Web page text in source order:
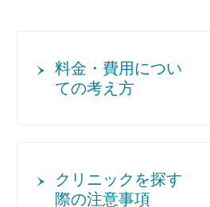
料金・費用につい
ての考え方
クリニックを探す
際の注意事項